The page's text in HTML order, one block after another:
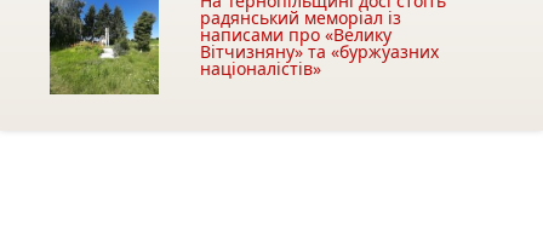
радянський меморіал із
написами про «Велику
Вітчизняну» та «буржуазних
націоналістів»